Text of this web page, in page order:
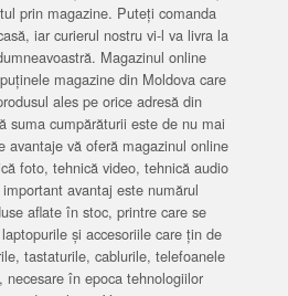
prin magazine. Puteți comanda
iar curierul nostru vi-l va livra la
Magazinul online
magazine din Moldova care
ales pe orice adresă din
suma cumpărăturii este de nu mai
avantaje vă oferă magazinul online
foto, tehnică video, tehnică audio
avantaj este numărul
aflate în stoc, printre care se
și accesoriile care țin de
tastaturile, cablurile, telefoanele
necesare în epoca tehnologiilor